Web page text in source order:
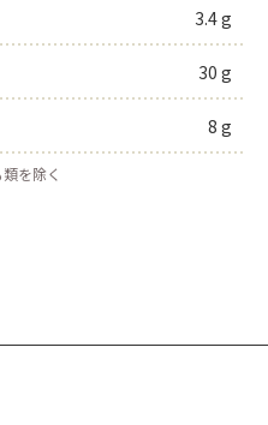
3.4 g
30 g
8 g
を除く